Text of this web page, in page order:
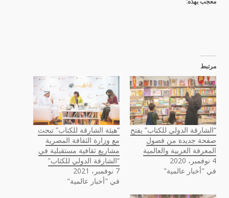
مرتبط
“الشارقة الدولي للكتاب” يفتح
صفحة جديدة من فصول
المعرفة العربية والعالمية
4 نوفمبر، 2020
في "أخبار عالمية"
“هيئة الشارقة للكتاب” تبحث
مع وزارة الثقافة المصرية
مشاريع ثقافية مستقبلية في
“الشارقة الدولي للكتاب”
7 نوفمبر، 2021
في "أخبار عالمية"